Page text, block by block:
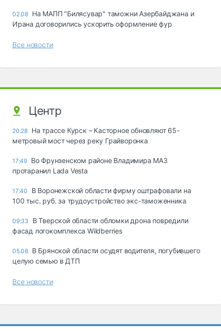
02.08 На МАПП "Билясувар" таможни Азербайджана и
Ирана договорились ускорить оформление фур
Все новости
Центр
20:28 На трассе Курск – Касторное обновляют 65-
метровый мост через реку Грайворонка
17:49 Во Фрунзенском районе Владимира МАЗ
протаранил Lada Vesta
17:40
В Воронежской области фирму оштрафовали на
100 тыс. руб. за трудоустройство экс-таможенника
09:33
В Тверской области обломки дрона повредили
фасад логокомплекса Wildberries
05.08 В Брянской области осудят водителя, погубившего
целую семью в ДТП
Все новости